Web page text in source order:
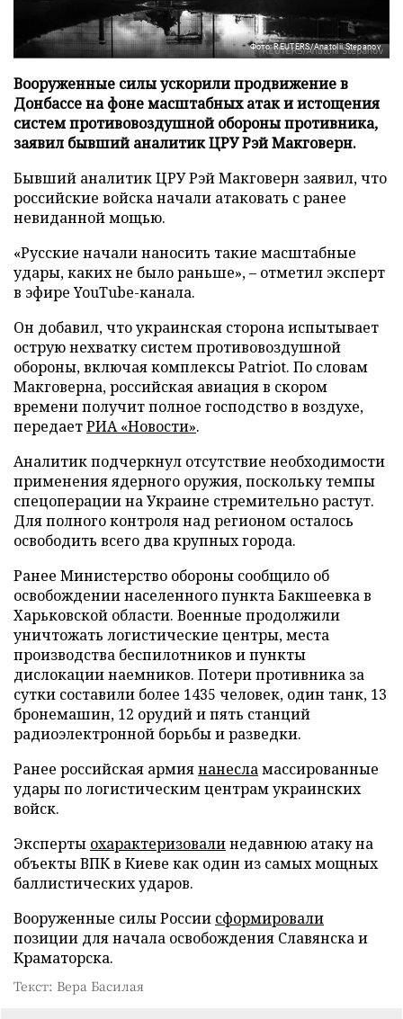
Фото: REUTERS/Anatolii Stepanov
Вооруженные силы ускорили продвижение в
Донбассе на фоне масштабных атак и истощения
систем противовоздушной обороны противника,
заявил бывший аналитик ЦРУ Рэй Макговерн.
Бывший аналитик ЦРУ Рэй Макговерн заявил, что
российские войска начали атаковать с ранее
невиданной мощью.
«Русские начали наносить такие масштабные
удары, каких не было раньше», – отметил эксперт
в эфире YouTube-канала.
Он добавил, что украинская сторона испытывает
острую нехватку систем противовоздушной
обороны, включая комплексы Patriot. По словам
Макговерна, российская авиация в скором
времени получит полное господство в воздухе,
передаетРИА «Новости».
Аналитик подчеркнул отсутствие необходимости
применения ядерного оружия, поскольку темпы
спецоперации на Украине стремительно растут.
Для полного контроля над регионом осталось
освободить всего два крупных города.
Ранее Министерство обороны сообщило об
освобождении населенного пункта Бакшеевка в
Харьковской области. Военные продолжили
уничтожать логистические центры, места
производства беспилотников и пункты
дислокации наемников. Потери противника за
сутки составили более 1435 человек, один танк, 13
бронемашин, 12 орудий и пять станций
радиоэлектронной борьбы и разведки.
Ранее российская армиянанесламассированные
удары по логистическим центрам украинских
войск.
Эксперты охарактеризовалинедавнюю атаку на
объекты ВПК в Киеве как один из самых мощных
баллистических ударов.
Вооруженные силы России сформировали
позиции для начала освобождения Славянска и
Краматорска.
Текст: Вера Басилая